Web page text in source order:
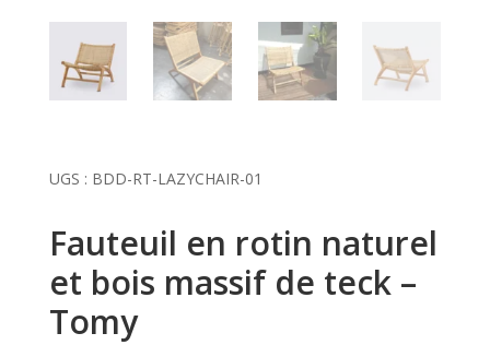
UGS : BDD-RT-LAZYCHAIR-01
Fauteuil en rotin naturel
et bois massif de teck –
Tomy